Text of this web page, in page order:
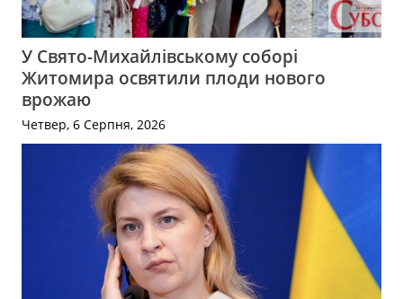
У Свято-Михайлівському соборі
Житомира освятили плоди нового
врожаю
Четвер, 6 Серпня, 2026